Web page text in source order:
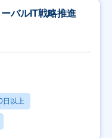
バルIT戦略推進
日以上